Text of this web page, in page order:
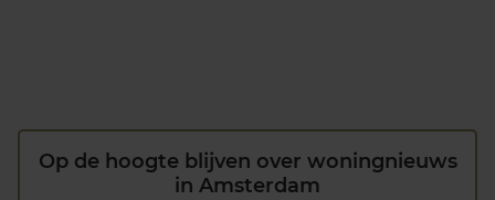
Op de hoogte blijven over woningnieuws
in Amsterdam